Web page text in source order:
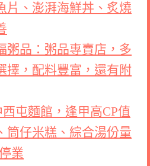
片、澎湃海鮮丼、炙燒
粥品：粥品專賣店，多
擇，配料豐富，還有附
屯麵館，逢甲高CP值
筒仔米糕、綜合湯份量
業